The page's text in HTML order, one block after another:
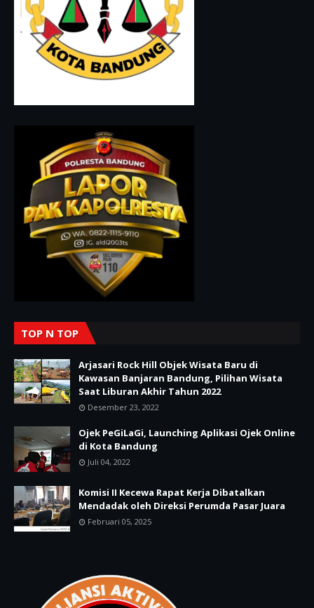
TOP N TOP
Arjasari Rock Hill Objek Wisata Baru di
Kawasan Banjaran Bandung, Pilihan Wisata
Saat Liburan Akhir Tahun 2022
Desember 23, 2022
Ojek PeGiLaGi, Launching Aplikasi Ojek Online
di Kota Bandung
Juli 04, 2022
Komisi II Kecewa Rapat Kerja Dibatalkan
Mendadak oleh Direksi Perumda Pasar Juara
Februari 05, 2025